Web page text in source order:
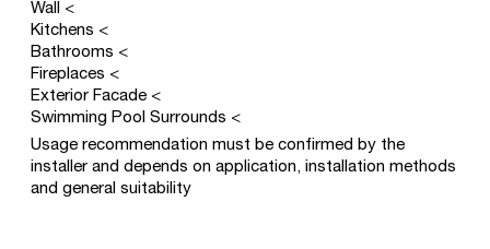
> Wall
> Kitchens
> Bathrooms
> Fireplaces
> Exterior Facade
> Swimming Pool Surrounds
Usage recommendation must be confirmed by the
installer and depends on application, installation methods
and general suitability